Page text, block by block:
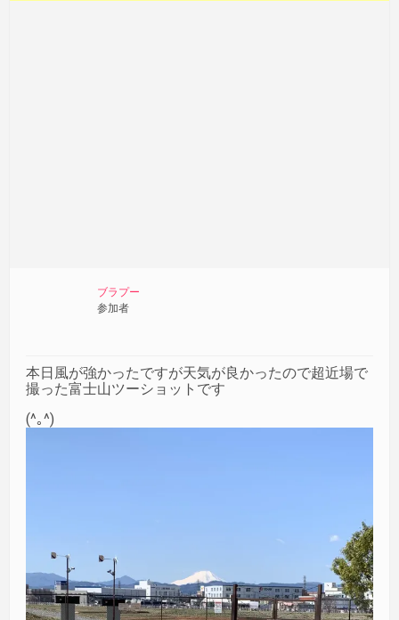
ブラプー
参加者
本日風が強かったですが天気が良かったので超近場で
撮った富士山ツーショットです
(^｡^)